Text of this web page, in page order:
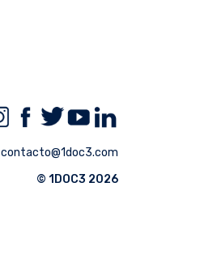
contacto@1doc3.com
© 1DOC3 2026